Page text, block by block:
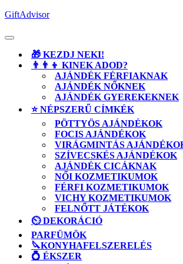
Skip
content
GiftAdvisor
Open
🎁 KEZDJ NEKI!
👨‍👨‍👦 KINEK ADOD?
AJÁNDÉK FÉRFIAKNAK
AJÁNDÉK NŐKNEK
AJÁNDÉK GYEREKEKNEK
⭐ NÉPSZERŰ CÍMKÉK
PÖTTYÖS AJÁNDÉKOK
FOCIS AJÁNDÉKOK
VIRÁGMINTÁS
SZÍVECSKÉS AJÁNDÉKOK
AJÁNDÉK CICÁKNAK
NŐI KOZMETIKUMOK
FÉRFI KOZMETIKUMOK
VICHY KOZMETIKUMOK
FELNŐTT JÁTÉKOK
⏲️ DEKORÁCIÓ
PARFÜMÖK
🔪KONYHAFELSZERELÉS
💍 ÉKSZER